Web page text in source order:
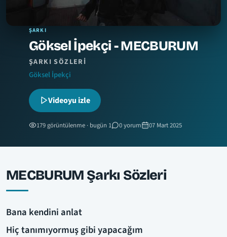
ŞARKI
Göksel İpekçi - MECBURUM
ŞARKI SÖZLERI
Göksel İpekçi
Videoyu izle
179 görüntülenme · bugün 1 0 yorum 07 Mart 2025
MECBURUM Şarkı Sözleri
Bana kendini anlat
Hiç tanımıyormuş gibi yapacağım